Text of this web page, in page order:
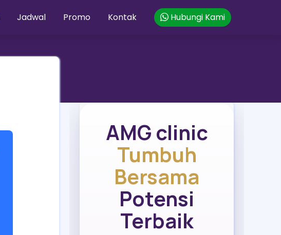
Jadwal Promo Kontak Hubungi Kami
AMG clinic
Tumbuh
Bersama
Potensi
Terbaik